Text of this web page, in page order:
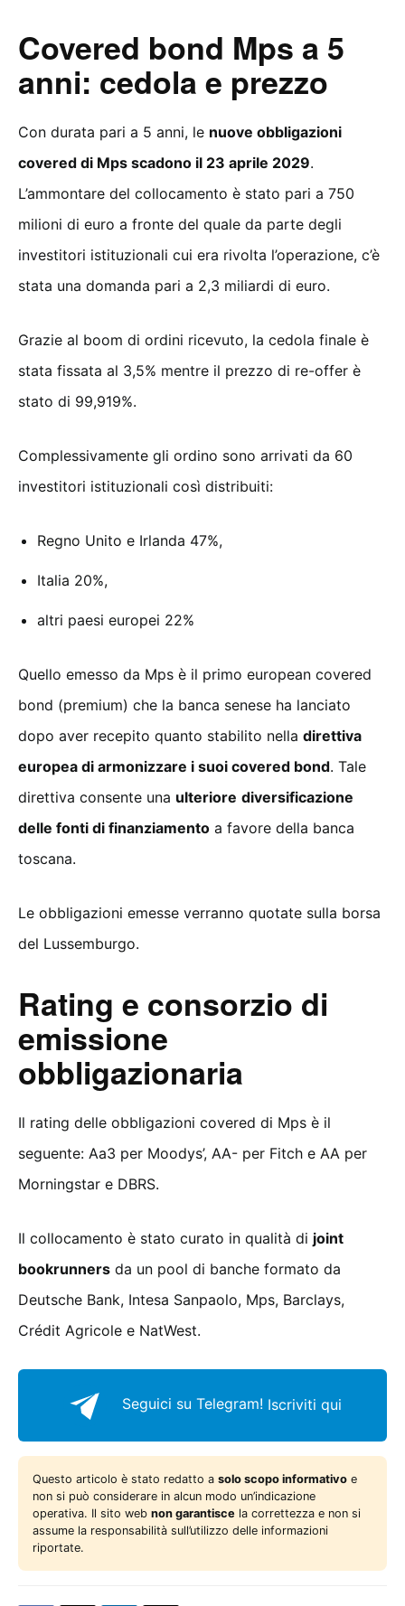
Covered bond Mps a 5
anni: cedola e prezzo
Con durata pari a 5 anni, le nuove obbligazioni
covered di Mps scadono il 23 aprile 2029.
L’ammontare del collocamento è stato pari a 750
milioni di euro a fronte del quale da parte degli
investitori istituzionali cui era rivolta l’operazione, c’è
stata una domanda pari a 2,3 miliardi di euro.
Grazie al boom di ordini ricevuto, la cedola finale è
stata fissata al 3,5% mentre il prezzo di re-offer è
stato di 99,919%.
Complessivamente gli ordino sono arrivati da 60
investitori istituzionali così distribuiti:
Regno Unito e Irlanda 47%,
Italia 20%,
altri paesi europei 22%
Quello emesso da Mps è il primo european covered
bond (premium) che la banca senese ha lanciato
dopo aver recepito quanto stabilito nella direttiva
europea di armonizzare i suoi covered bond. Tale
direttiva consente una ulteriore diversificazione
delle fonti di finanziamento a favore della banca
toscana.
Le obbligazioni emesse verranno quotate sulla borsa
del Lussemburgo.
Rating e consorzio di
emissione
obbligazionaria
Il rating delle obbligazioni covered di Mps è il
seguente: Aa3 per Moodys’, AA- per Fitch e AA per
Morningstar e DBRS.
Il collocamento è stato curato in qualità di joint
bookrunners da un pool di banche formato da
Deutsche Bank, Intesa Sanpaolo, Mps, Barclays,
Crédit Agricole e NatWest.
Seguici su Telegram! Iscriviti qui
Questo articolo è stato redatto a solo scopo informativo e
non si può considerare in alcun modo un’indicazione
operativa. Il sito web non garantisce la correttezza e non si
assume la responsabilità sull’utilizzo delle informazioni
riportate.